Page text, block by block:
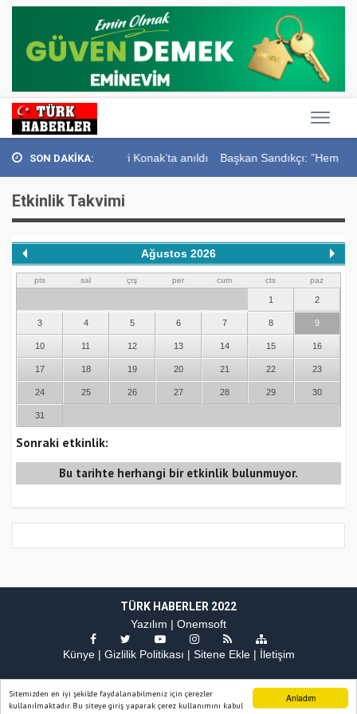
Anladım
Sitemizden en iyi şekilde faydalanabilmeniz için çerezler
kullanılmaktadır. Bu siteye giriş yaparak çerez kullanımını kabul
SON DAKİKA:
Gazeteci İsmail Sivri Konak’ta anıldı Başkan Sandıkçı:
Etkinlik Takvimi
Ağustos 2026
pts sal çrş per cum cts paz
1 2
3 4 5 6 7 8 9
10 11 12 13 14 15 16
17 18 19 20 21 22 23
24 25 26 27 28 29 30
31
Sonraki etkinlik:
Bu tarihte herhangi bir etkinlik bulunmuyor.
TÜRK HABERLER 2022
Yazılım | Onemsoft
Künye Gizlilik Politikası Sitene Ekle İletişim